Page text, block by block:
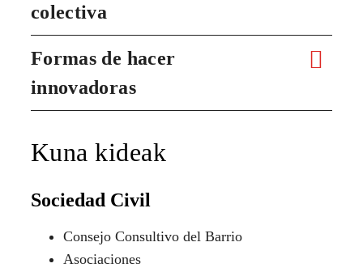
colectiva
Formas de hacer
innovadoras
Kuna kideak
Sociedad Civil
Consejo Consultivo del Barrio
Asociaciones